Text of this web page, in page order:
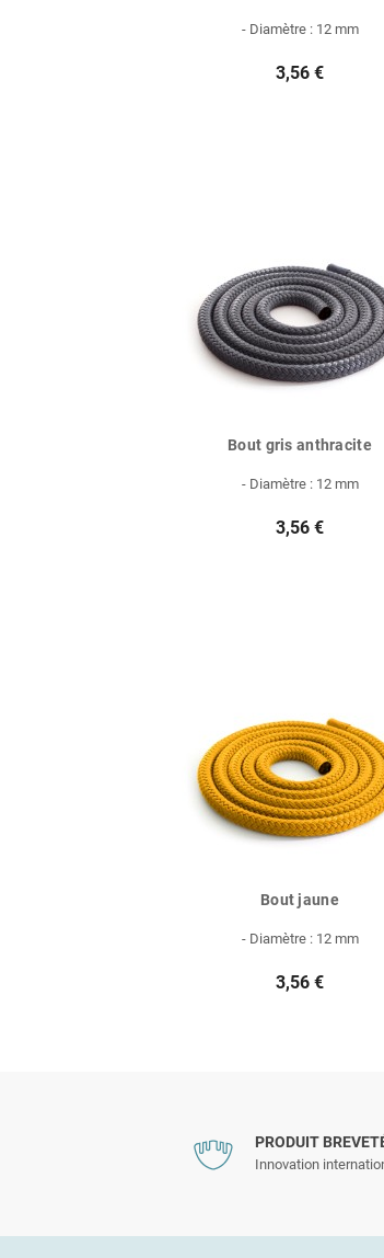
- Diamètre : 12 mm
3,56 €
Bout gris anthracite
- Diamètre : 12 mm
3,56 €
Bout jaune
- Diamètre : 12 mm
3,56 €
PRODUIT
Innovation